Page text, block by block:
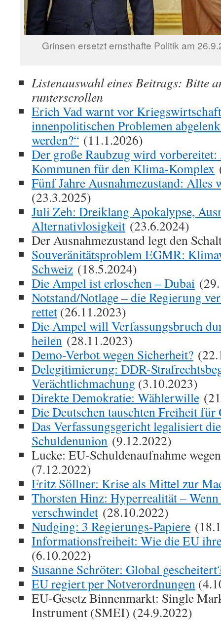
Grinsen ersetzt ernsthafte Politik am
Listenauswahl eines Beitrags: Bitte
runterscrollen
Erich Vad warnt vor
innenpolitischen Problemen
werden?“ (11.1.2026)
Der große Raubzug wird
Kommunen für den Klima-Komplex
Fünf Jahre Ausnahmezustand: Alles
(23.3.2025)
Juli Zeh: Dreiklang Apokalypse,
Alternativlosigkeit (23.6.2024)
Der Ausnahmezustand legt den
Souveränitätsproblem EGMR:
Schweiz (18.5.2024)
Die Ampel ist erloschen – Dubai
Notstand/Notlage – die Regierung
rettet (26.11.2023)
Die Ampel will Verfassungsbruch
heilen (28.11.2023)
Demo-Verbot wegen Sicherheit?
Delegitimierung: DDR-
Verächtlichmachung (3.10.2023)
Direkte Demokratie: Wählerwille
Die Deutschen tauschten Freiheit für
Das Verfassungsgericht legalisiert die
Schuldenunion (9.12.2022)
Lucke: EU-Schuldenaufnahme
(7.12.2022)
Fritz Söllner: Krise als Mittel zur
Thorsten Hinz: Hyperrealität – Wenn
verschwindet (28.10.2022)
Nudging: 3 Regierungs-Papiere
Informationsfreiheit: Wie die EU
(6.10.2022)
Susanne Schröter: Global
EU regiert per Notverordnungen
EU-Gesetz Binnenmarkt: Single
Instrument (SMEI) (24.9.2022)